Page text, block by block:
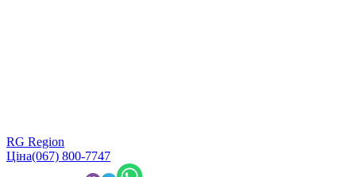
RG Region
Ціна(067) 800-7747